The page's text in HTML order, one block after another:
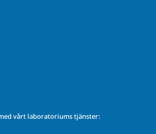
vårt laboratoriums tjänster: